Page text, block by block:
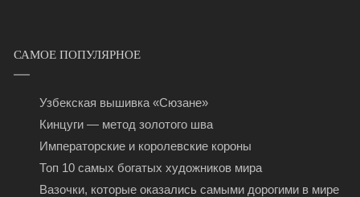
САМОЕ ПОПУЛЯРНОЕ
Узбекская вышивка «Сюзане»
Кинцуги — метод золотого шва
Императорские и королевские короны
Топ 10 самых богатых художников мира
Вазочки, которые оказались самыми дорогими в мире